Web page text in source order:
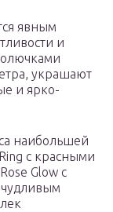
явным
и
украшают
и ярко-
наибольшей
с красными
Glow с